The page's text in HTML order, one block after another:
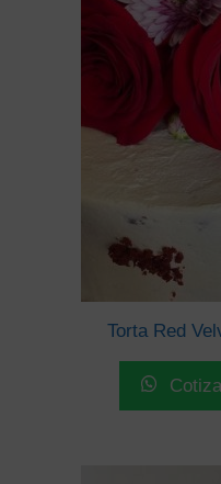
Torta Red